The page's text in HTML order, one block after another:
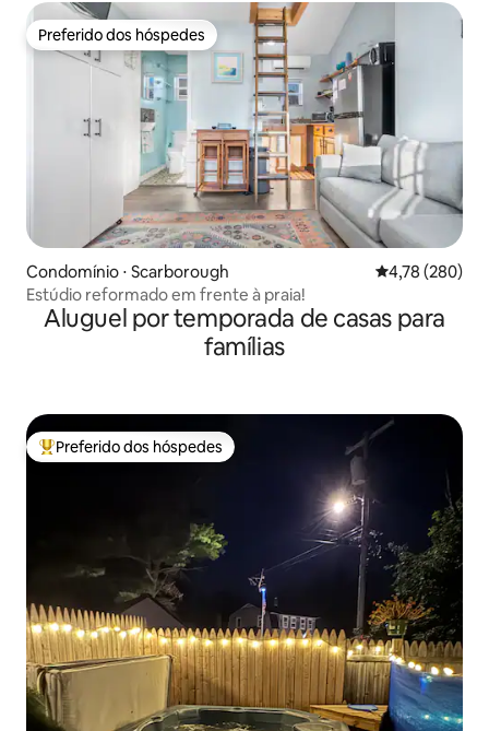
Preferido dos hóspedes
Preferido dos hóspedes
Condomínio ⋅ Scarborough 4,78 de uma
4,78 (280)
Estúdio reformado em frente à praia!
Aluguel por temporada de casas para
famílias
Entre os melhores preferidos dos hóspedes
Preferido dos hóspedes